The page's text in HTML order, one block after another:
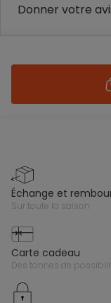
Donner votre
échange et
sur toute la saison
carte cadeau
des tonnes de